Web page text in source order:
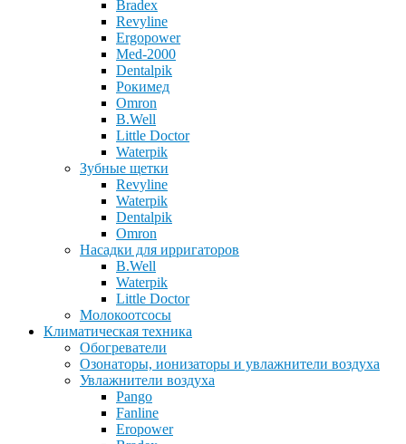
Bradex
Revyline
Ergopower
Med-2000
Dentalpik
Рокимед
Omron
B.Well
Little Doctor
Waterpik
Зубные щетки
Revyline
Waterpik
Dentalpik
Omron
Насадки для ирригаторов
B.Well
Waterpik
Little Doctor
Молокоотсосы
Климатическая техника
Обогреватели
Озонаторы, ионизаторы и увлажнители воздуха
Увлажнители воздуха
Pango
Fanline
Eropower